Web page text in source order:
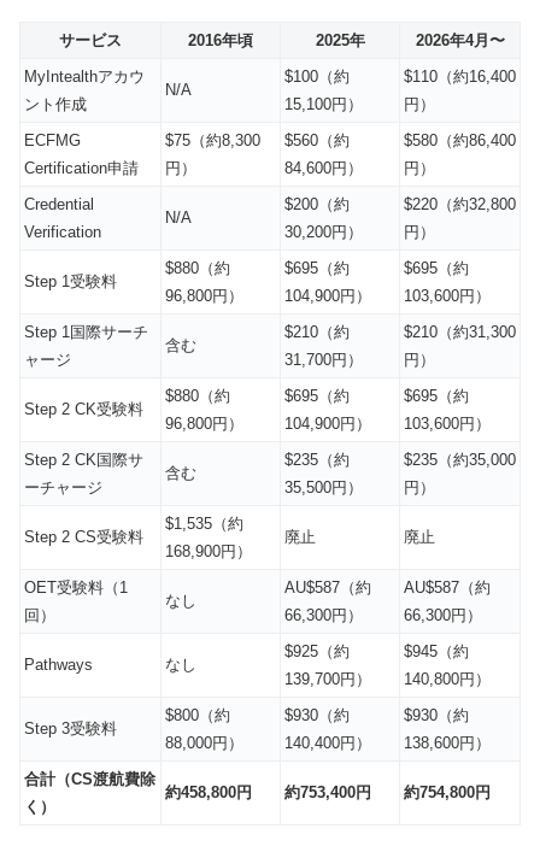
サービス 2016年頃 2025年
2026年4月〜
MyIntealthアカウ
ント作成
N/A
$100（約
15,100円）
$110（約16,400
円）
ECFMG
Certification申請
$75（約8,300
円）
$560（約
84,600円）
$580（約86,400
円）
Credential
Verification
N/A
$200（約
30,200円）
$220（約32,800
円）
Step 1受験料
$880（約
96,800円）
$695（約
104,900円）
$695（約
103,600円）
Step 1国際サーチ
ャージ
含む
$210（約
31,700円）
$210（約31,300
円）
Step 2 CK受験料
$880（約
96,800円）
$695（約
104,900円）
$695（約
103,600円）
Step 2 CK国際サ
ーチャージ
含む
$235（約
35,500円）
$235（約35,000
円）
Step 2 CS受験料
$1,535（約
168,900円）
廃止 廃止
OET受験料（1
回）
なし
AU$587（約
66,300円）
AU$587（約
66,300円）
Pathways なし
$925（約
139,700円）
$945（約
140,800円）
Step 3受験料
$800（約
88,000円）
$930（約
140,400円）
$930（約
138,600円）
合計（CS渡航費除
く）
約458,800円 約753,400円 約754,800円